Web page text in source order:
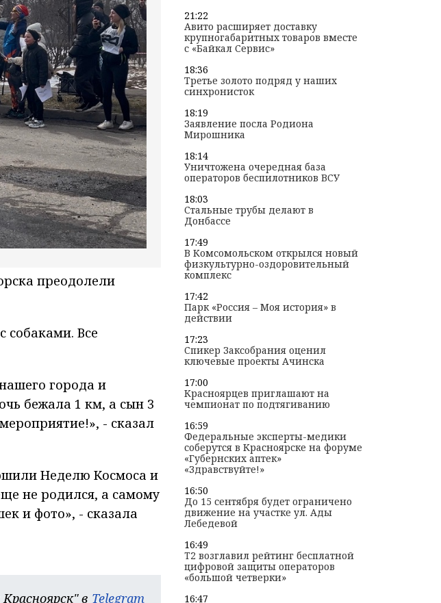
преодолели
собаками. Все
города и
бежала 1 км, а сын 3
- сказал
Неделю Космоса и
не родился, а самому
и фото», - сказала
в Telegram
21:22
Авито расширяет доставку
крупногабаритных товаров вместе
с «Байкал Сервис»
18:36
Третье золото подряд у наших
синхронисток
18:19
Заявление посла Родиона
Мирошника
18:14
Уничтожена очередная база
операторов беспилотников ВСУ
18:03
Стальные трубы делают в
Донбассе
17:49
В Комсомольском открылся новый
физкультурно-оздоровительный
комплекс
17:42
Парк «Россия – Моя история» в
действии
17:23
Спикер Заксобрания оценил
ключевые проекты Ачинска
17:00
Красноярцев приглашают на
чемпионат по подтягиванию
16:59
Федеральные эксперты-медики
соберутся в Красноярске на форуме
«Губернских аптек»
«Здравствуйте!»
16:50
До 15 сентября будет ограничено
движение на участке ул. Ады
Лебедевой
16:49
T2 возглавил рейтинг бесплатной
цифровой защиты операторов
«большой четверки»
16:47